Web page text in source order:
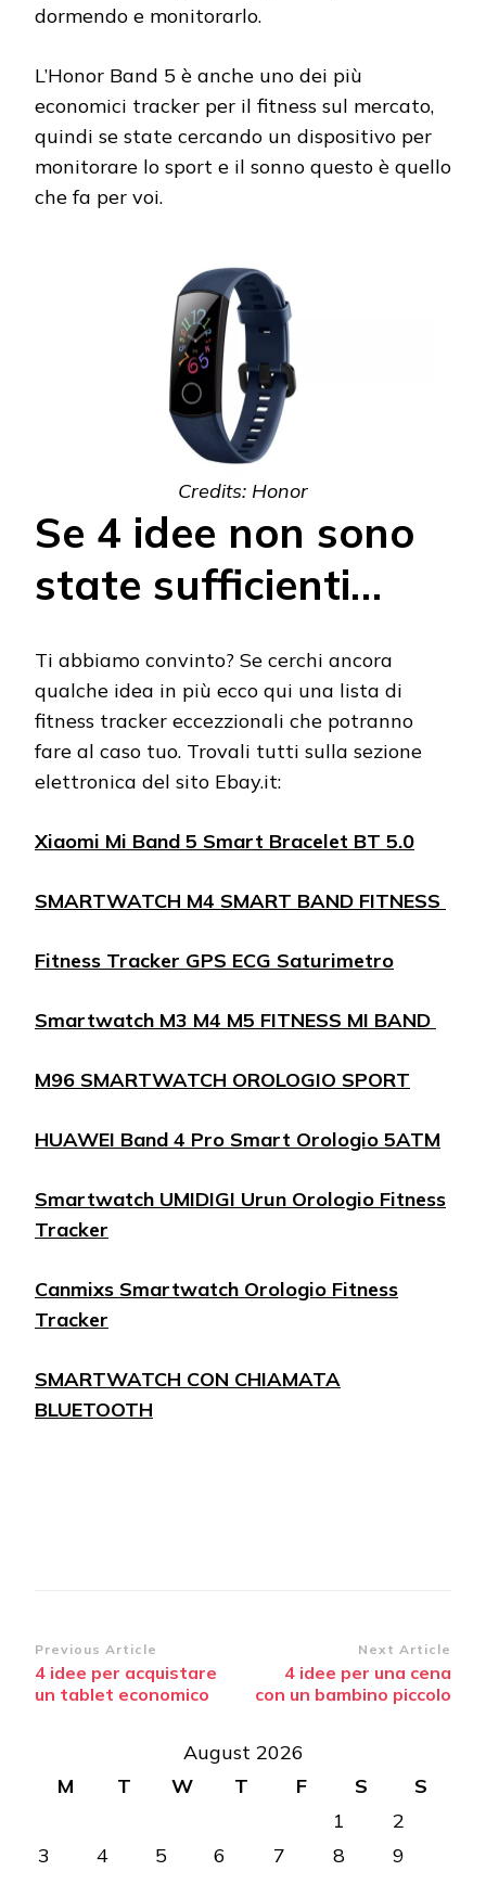
dormendo e monitorarlo.
L’Honor Band 5 è anche uno dei più
economici tracker per il fitness sul mercato,
quindi se state cercando un dispositivo per
monitorare lo sport e il sonno questo è quello
che fa per voi.
Credits: Honor
Se 4 idee non sono
state sufficienti…
Ti abbiamo convinto? Se cerchi ancora
qualche idea in più ecco qui una lista di
fitness tracker eccezzionali che potranno
fare al caso tuo. Trovali tutti sulla sezione
elettronica del sito Ebay.it:
Xiaomi Mi Band 5 Smart Bracelet BT 5.0
SMARTWATCH M4 SMART BAND FITNESS
Fitness Tracker GPS ECG Saturimetro
Smartwatch M3 M4 M5 FITNESS MI BAND
M96 SMARTWATCH OROLOGIO SPORT
HUAWEI Band 4 Pro Smart Orologio 5ATM
Smartwatch UMIDIGI Urun Orologio Fitness
Tracker
Canmixs Smartwatch Orologio Fitness
Tracker
SMARTWATCH CON CHIAMATA
BLUETOOTH
Post
Navigation
Previous Article
4 idee per acquistare
un tablet economico
Next Article
4 idee per una cena
con un bambino piccolo
August 2026
M
T W T F S
S
1
2
3
4 5 6 7 8
9